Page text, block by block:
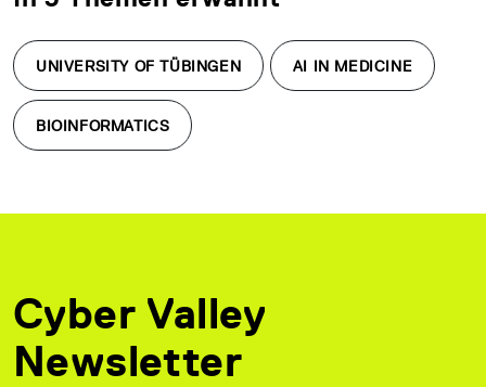
UNIVERSITY OF TÜBINGEN AI IN MEDICINE
BIOINFORMATICS
Cyber Valley
Newsletter